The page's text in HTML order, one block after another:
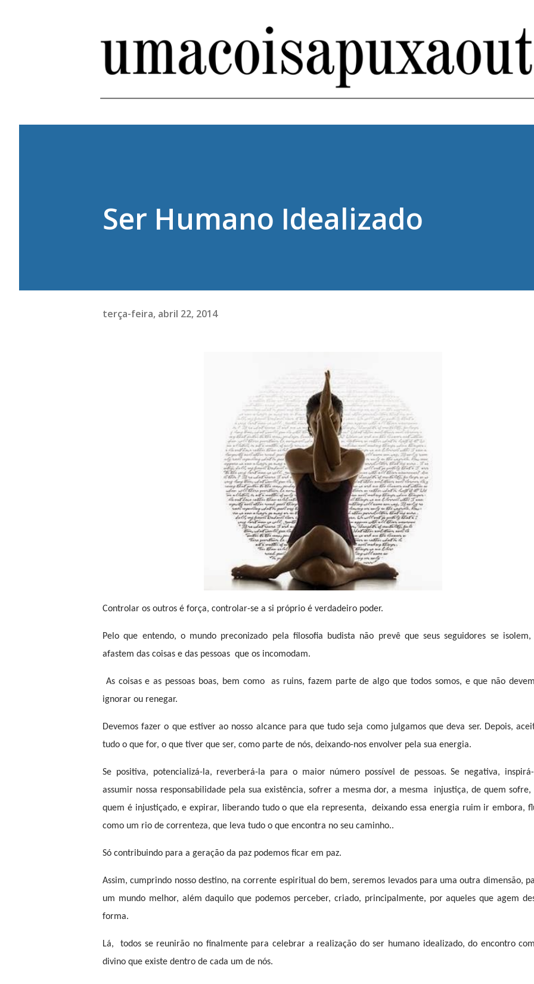
Ser Humano Idealizado
terça-feira, abril 22, 2014
Controlar os outros é força, controlar-se a si próprio é verdadeiro poder.
Pelo que entendo, o mundo preconizado pela filosofia budista não prevê que seus seguidores se isolem,
afastem das coisas e das pessoas que os incomodam.
As coisas e as pessoas boas, bem como
as ruins, fazem parte de algo que todos somos, e que não
ignorar ou renegar.
Devemos fazer o que estiver ao nosso alcance para que tudo seja como julgamos que deva ser. Depois,
tudo o que for, o que tiver que ser, como parte de nós, deixando-nos envolver pela sua energia.
Se positiva, potencializá-la, reverberá-la para o maior número possível de pessoas. Se negativa,
assumir nossa responsabilidade pela sua existência, sofrer a mesma dor, a mesma
injustiça, de quem sofre,
quem é injustiçado, e expirar, liberando tudo o que ela representa,
deixando essa energia ruim ir embora,
como um rio de correnteza, que leva tudo o que encontra no seu caminho..
Só contribuindo para a geração da paz podemos ficar em paz.
Assim, cumprindo nosso destino, na corrente espiritual do bem, seremos levados para uma outra dimensão,
um mundo melhor, além daquilo que podemos perceber, criado, principalmente, por aqueles que agem
forma.
Lá,
todos se reunirão no finalmente para celebrar a realização do ser humano idealizado, do encontro
divino que existe dentro de cada um de nós.